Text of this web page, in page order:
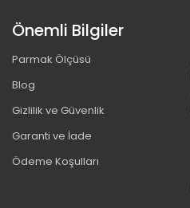
Önemli Bilgiler
Parmak Ölçüsü
Blog
Gizlilik ve Güvenlik
Garanti ve İade
Ödeme Koşulları